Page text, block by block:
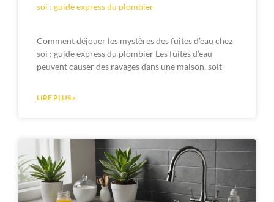
soi : guide express du plombier
Comment déjouer les mystères des fuites d’eau chez
soi : guide express du plombier Les fuites d’eau
peuvent causer des ravages dans une maison, soit
LIRE PLUS »